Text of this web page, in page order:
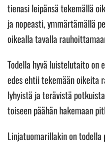
tienasi leipänsä tekemällä
ja nopeasti, ymmärtämällä
oikealla tavalla
Todella hyvä luistelutaito
edes ehtii tekemään oikeita
lyhyistä ja terävistä
toiseen päähän hakemaan
Linjatuomarillakin on